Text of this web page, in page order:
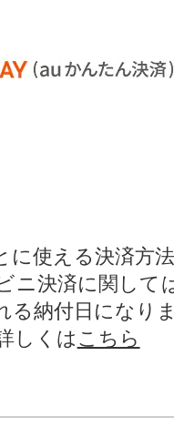
に使える決済方
ニ決済に関して
る納付日になり
しくは こちら